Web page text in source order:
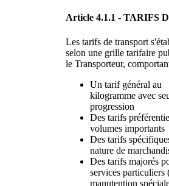
Article 4.1.1 - TARIFS
Les tarifs de transport
selon une grille tarifaire
le Transporteur,
Un tarif général au
kilogramme avec
progression
Des tarifs
volumes importants
Des tarifs
nature de
Des tarifs majorés
services particuliers
manutention